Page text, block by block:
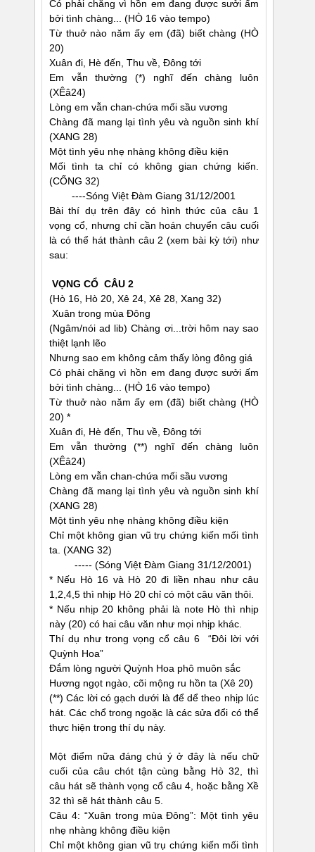
Có phải chăng vì hồn em đang được sưởi ấm
bởi tình chàng... (HÒ 16 vào tempo)
Từ thuở nào năm ấy em (đã) biết chàng (HÒ
20)
Xuân đi, Hè đến, Thu về, Ðông tới
Em vẫn thường (*) nghĩ đến chàng luôn
(XÊâ24)
Lòng em vẫn chan-chứa mối sầu vương
Chàng đã mang lại tình yêu và nguồn sinh khí
(XANG 28)
Một tình yêu nhẹ nhàng không điều kiện
Mối tình ta chỉ có không gian chứng kiến.
(CỐNG 32)
----Sóng Việt Ðàm Giang 31/12/2001
Bài thí dụ trên đây có hình thức của câu 1
vọng cổ, nhưng chỉ cần hoán chuyển câu cuối
là có thể hát thành câu 2 (xem bài kỳ tới) như
sau:
VỌNG CỔ CÂU 2
(Hò 16, Hò 20, Xê 24, Xê 28, Xang 32)
Xuân trong mùa Ðông
(Ngâm/nói ad lib) Chàng ơi...trời hôm nay sao
thiệt lạnh lẽo
Nhưng sao em không cảm thấy lòng đông giá
Có phải chăng vì hồn em đang được sưởi ấm
bởi tình chàng... (HÒ 16 vào tempo)
Từ thuở nào năm ấy em (đã) biết chàng (HÒ
20) *
Xuân đi, Hè đến, Thu về, Ðông tới
Em vẫn thường (**) nghĩ đến chàng luôn
(XÊâ24)
Lòng em vẫn chan-chứa mối sầu vương
Chàng đã mang lại tình yêu và nguồn sinh khí
(XANG 28)
Một tình yêu nhẹ nhàng không điều kiện
Chỉ một không gian vũ trụ chứng kiến mối tình
ta. (XANG 32)
----- (Sóng Việt Ðàm Giang 31/12/2001)
* Nếu Hò 16 và Hò 20 đi liền nhau như câu
1,2,4,5 thì nhịp Hò 20 chỉ có một câu văn thôi.
* Nếu nhịp 20 không phải là note Hò thì nhịp
này (20) có hai câu văn như mọi nhịp khác.
Thí dụ như trong vọng cổ câu 6 “Ðôi lời với
Quỳnh Hoa”
Ðắm lòng người Quỳnh Hoa phô muôn sắc
Hương ngọt ngào, cõi mộng ru hồn ta (Xê 20)
(**) Các lời có gạch dưới là để dể theo nhịp lúc
hát. Các chổ trong ngoặc là các sửa đổi có thể
thực hiện trong thí dụ này.
Một điểm nữa đáng chú ý ở đây là nếu chữ
cuối của câu chót tận cùng bằng Hò 32, thì
câu hát sẽ thành vọng cổ câu 4, hoặc bằng Xề
32 thì sẽ hát thành câu 5.
Câu 4: “Xuân trong mùa Ðông”: Một tình yêu
nhẹ nhàng không điều kiện
Chỉ một không gian vũ trụ chứng kiến mối tình